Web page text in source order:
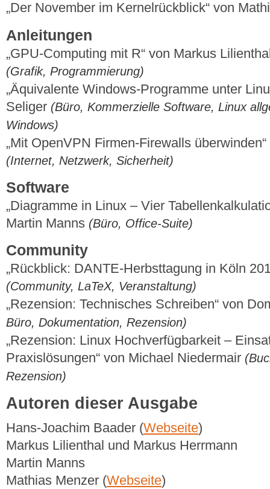
„Der November im Kernelrückblick“ von
Anleitungen
„GPU-Computing mit R“ von Markus
(Grafik, Programmierung)
„Äquivalente Windows-Programme unter
Seliger (Büro, Kommerzielle Software, Linux
Windows)
„Mit OpenVPN Firmen-Firewalls
(Internet, Netzwerk, Sicherheit)
Software
„Diagramme in Linux – Vier
Martin Manns (Büro, Office-Suite)
Community
„Rückblick: DANTE-Herbsttagung in Köln
(Community, LaTeX, Veranstaltung)
„Rezension: Technisches Schreiben“ von
Büro, Dokumentation, Rezension)
„Rezension: Linux Hochverfügbarkeit –
Praxislösungen“ von Michael Niedermair
Rezension)
Autoren dieser Ausgabe
Hans-Joachim Baader (Webseite)
Markus Lilienthal und Markus Herrmann
Martin Manns
Mathias Menzer (Webseite)